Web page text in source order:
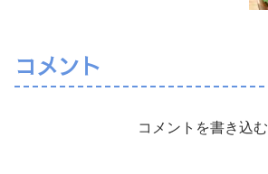
コメント
コメントを書き込む